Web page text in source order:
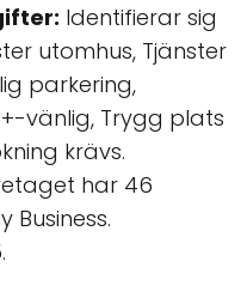
Identifierar sig
utomhus, Tjänster
parkering,
vänlig, Trygg plats
krävs.
har 46
Business.